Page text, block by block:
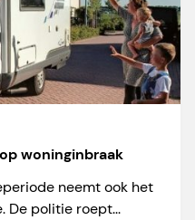
woninginbraak
neemt ook het
De politie roept...